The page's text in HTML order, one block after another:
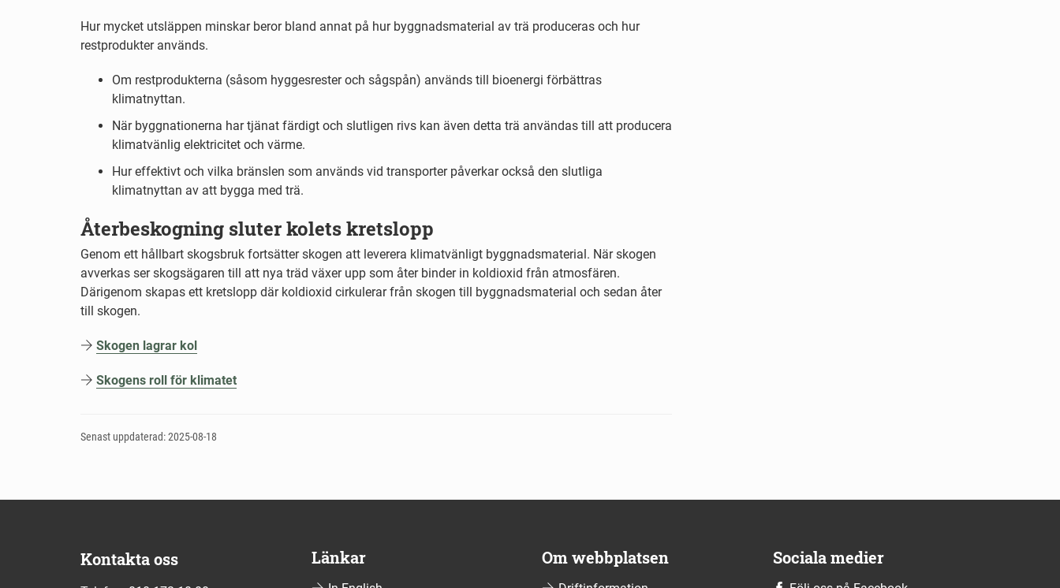
Hur mycket utsläppen minskar beror bland annat på hur byggnadsmaterial av trä produceras och hur
restprodukter används.
Om restprodukterna (såsom hyggesrester och sågspån) används till bioenergi förbättras
klimatnyttan.
När byggnationerna har tjänat färdigt och slutligen rivs kan även detta trä användas till att producera
klimatvänlig elektricitet och värme.
Hur effektivt och vilka bränslen som används vid transporter påverkar också den slutliga
klimatnyttan av att bygga med trä.
Återbeskogning sluter kolets kretslopp
Genom ett hållbart skogsbruk fortsätter skogen att leverera klimatvänligt byggnadsmaterial. När skogen
avverkas ser skogsägaren till att nya träd växer upp som åter binder in koldioxid från atmosfären.
Därigenom skapas ett kretslopp där koldioxid cirkulerar från skogen till byggnadsmaterial och sedan åter
till skogen.
Skogen lagrar kol
Skogens roll för klimatet
Senast uppdaterad: 2025-08-18
Kontakta oss Länkar Om webbplatsen Sociala medier